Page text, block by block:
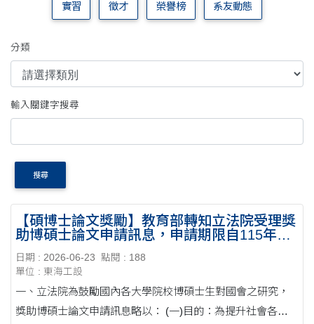
實習 徵才 榮譽榜 系友動態
分類
輸入關鍵字搜尋
搜尋
【碩博士論文獎勵】教育部轉知立法院受理獎
助博碩士論文申請訊息，申請期限自115年7
日期 : 2026-06-23
點閱 : 188
單位 : 東海工設
一、立法院為鼓勵國內各大學院校博碩士生對國會之研究，
獎助博碩士論文申請訊息略以： (一)目的：為提升社會各界